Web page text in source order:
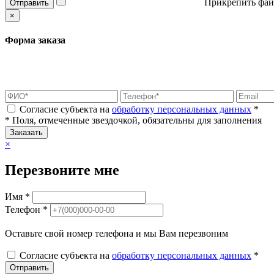
Отправить
×
Форма заказа
Согласие субъекта на обработку персональных данных *
* Поля, отмеченные звездочкой, обязательны для заполнения
Заказать
×
Перезвоните мне
Имя *
Телефон *
Оставьте свой номер телефона и мы Вам перезвоним
Согласие субъекта на обработку персональных данных *
Отправить